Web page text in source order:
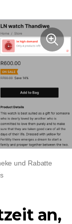
und Rabatte
an,